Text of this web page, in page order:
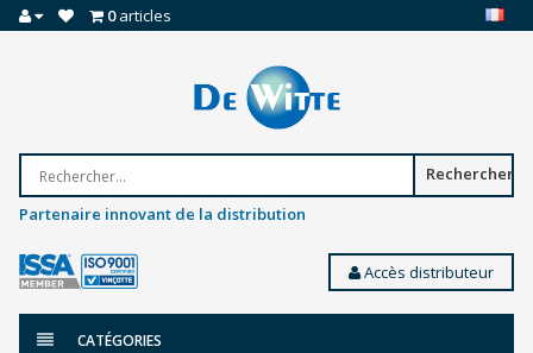
0articles
Rechercher
Partenaire innovant de la distribution
Accès distributeur
CATÉGORIES